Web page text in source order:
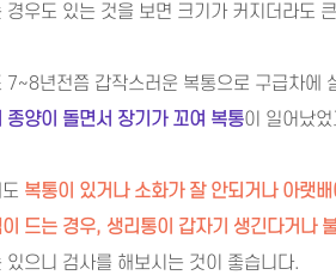
경우도 있는 것을 보면 크기가 커지더라도
7~8년전쯤 갑작스러운 복통으로 구급차에
종양이 돌면서 장기가 꼬여 복통이 일어났
복통이 있거나 소화가 잘 안되거나 아랫
드는 경우, 생리통이 갑자기 생긴다거나
있으니 검사를 해보시는 것이 좋습니다.